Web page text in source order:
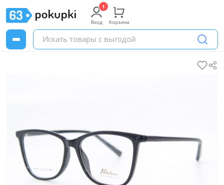
Вход Корзина